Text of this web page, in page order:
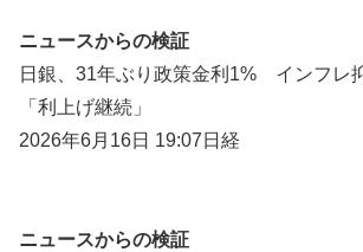
ニュースからの検証
日銀、31年ぶり政策金利1% インフレ
「利上げ継続」
2026年6月16日 19:07日経
ニュースからの検証